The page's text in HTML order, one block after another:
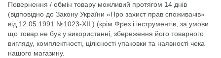
Повернення / обмін товару можливий протягом 14 днів
(відповідно до Закону України «Про захист прав споживачів»
від 12.05.1991 №1023-XII ) (крім Фрез і інструментів, за умови
що товар не був у використанні, збереження його товарного
вигляду, комплектності, цілісності упаковки та наявності чека
нашого магазину.